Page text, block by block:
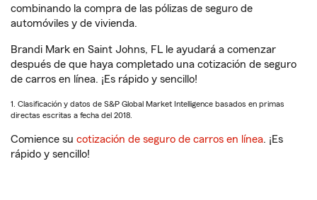
combinando la compra de las pólizas de seguro de
automóviles y de vivienda.
Brandi Mark en Saint Johns, FL le ayudará a comenzar
después de que haya completado una cotización de seguro
de carros en línea. ¡Es rápido y sencillo!
1. Clasificación y datos de S&P Global Market Intelligence basados en primas
directas escritas a fecha del 2018.
Comience su cotización de seguro de carros en línea. ¡Es
rápido y sencillo!